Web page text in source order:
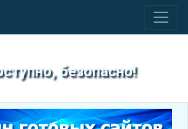
безопасно!